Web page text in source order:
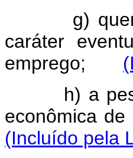
g) quem
caráter
emprego;
h) a
econômica
(Incluído pela